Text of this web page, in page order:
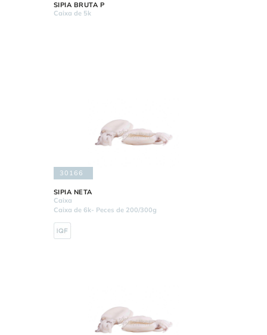
SIPIA BRUTA P
Caixa de 5k
30166
SIPIA NETA
Caixa
Caixa de 6k- Peces de 200/300g